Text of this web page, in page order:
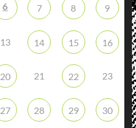
6 7 8 9
13 14 15 16
20 21 22 23
27 28 29 30